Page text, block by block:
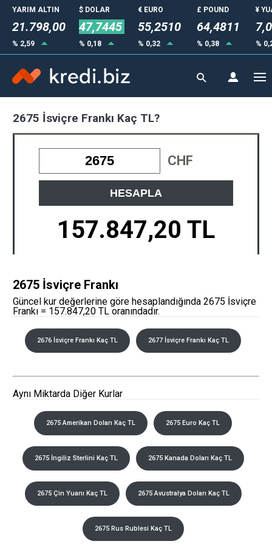
YARIM ALTIN
21.798,00
% 2,59
$ DOLAR
47,7445
% 0,18
€ EURO
55,2510
% 0,32
£ POUND
64,4811
% 0,38
¥
%
2675 İsviçre Frankı Kaç TL?
CHF
HESAPLA
157.847,20 TL
2675 İsviçre Frankı
Güncel kur değerlerine göre hesaplandığında 2675 İsviçre
Frankı = 157.847,20 TL oranındadır.
2676 İsviçre Frankı Kaç TL 2677 İsviçre Frankı Kaç TL
Aynı Miktarda Diğer Kurlar
2675 Amerikan Doları Kaç TL 2675 Euro Kaç TL
2675 İngiliz Sterlini Kaç TL 2675 Kanada Doları Kaç TL
2675 Çin Yuanı Kaç TL 2675 Avustralya Doları Kaç TL
2675 Rus Rublesi Kaç TL